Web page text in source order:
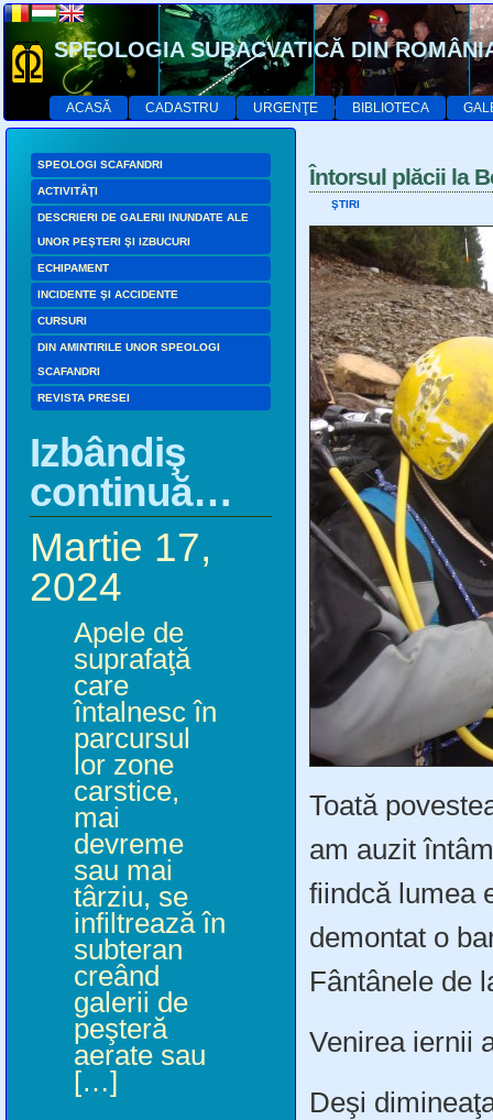
SPEOLOGIA SUBACVATICĂ DIN
ACASĂ CADASTRU URGENŢE BIBLIOTECA
SPEOLOGI SCAFANDRI
ACTIVITĂŢI
DESCRIERI DE GALERII INUNDATE ALE
UNOR PEŞTERI ŞI IZBUCURI
ECHIPAMENT
INCIDENTE ŞI ACCIDENTE
CURSURI
DIN AMINTIRILE UNOR SPEOLOGI
SCAFANDRI
REVISTA PRESEI
Izbândiş
continuă…
Martie 17,
2024
Apele de
suprafaţă
care
întalnesc în
parcursul
lor zone
carstice,
mai
devreme
sau mai
târziu, se
infiltrează în
subteran
creând
galerii de
peşteră
aerate sau
[…]
Întorsul plăcii la
ŞTIRI
Toată
am auzit
fiindcă lumea
demontat o
Fântânele de
Venirea iernii
Deşi